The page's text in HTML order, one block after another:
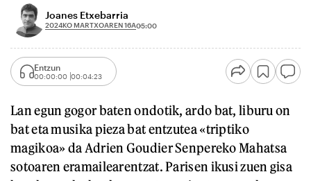
Joanes Etxebarria
2024KO MARTXOAREN 16A05:00
Entzun
00:00:00 00:04:23
Lan egun gogor baten ondotik, ardo bat, liburu on
bat eta musika pieza bat entzutea «triptiko
magikoa» da Adrien Goudier Senpereko Mahatsa
sotoaren eramailearentzat. Parisen ikusi zuen gisa